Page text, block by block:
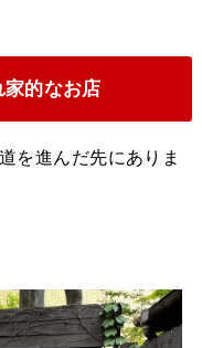
的なお店
を進んだ先にありま